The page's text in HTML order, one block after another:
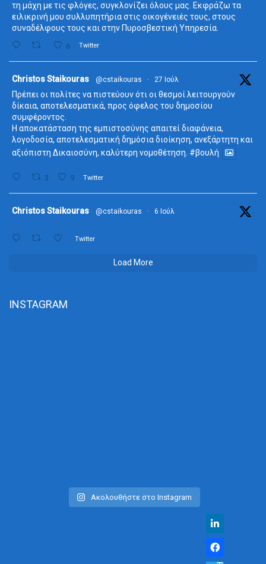
τη μάχη με τις φλόγες, συγκλονίζει όλους μας. Εκφράζω τα
ειλικρινή μου συλλυπητήρια στις οικογένειές τους, στους
συναδέλφους τους και στην Πυροσβεστική Υπηρεσία.
6 Twitter
Christos Staikouras @cstaikouras · 27 Ιούλ
Πρέπει οι πολίτες να πιστεύουν ότι οι θεσμοί λειτουργούν
δίκαια, αποτελεσματικά, προς όφελος του δημοσίου
συμφέροντος.
Η αποκατάσταση της εμπιστοσύνης απαιτεί διαφάνεια,
λογοδοσία, αποτελεσματική δημόσια διοίκηση, ανεξάρτητη και
αξιόπιστη Δικαιοσύνη, καλύτερη νομοθέτηση. #βουλή
3 9 Twitter
Christos Staikouras @cstaikouras · 6 Ιούλ
Twitter
Load More
INSTAGRAM
Ακολουθήστε στο Instagram